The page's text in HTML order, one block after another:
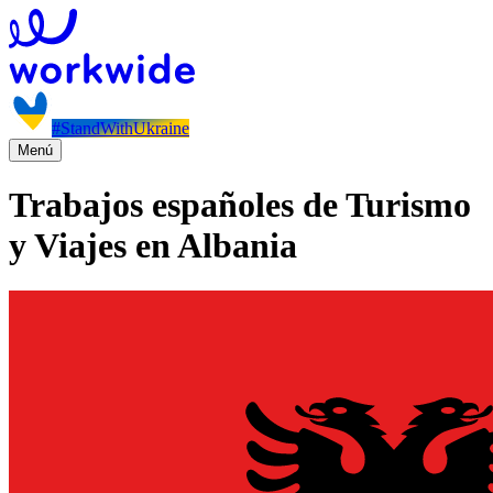
#StandWithUkraine
Menú
Trabajos españoles de Turismo
y Viajes en Albania